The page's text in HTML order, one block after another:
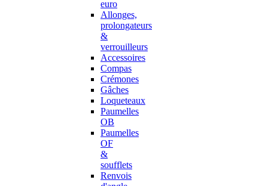
euro
Allonges,
prolongateurs
&
verrouilleurs
Accessoires
Compas
Crémones
Gâches
Loqueteaux
Paumelles
OB
Paumelles
OF
&
soufflets
Renvois